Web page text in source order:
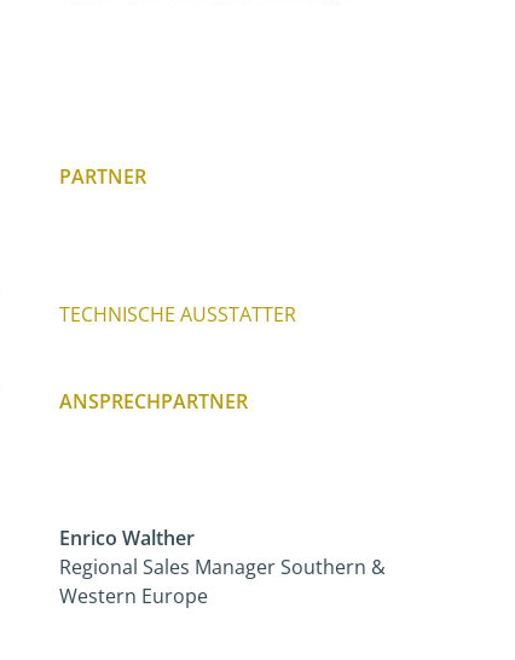
PARTNER
TECHNISCHE AUSSTATTER
ANSPRECHPARTNER
Enrico Walther
Regional Sales Manager Southern &
Western Europe